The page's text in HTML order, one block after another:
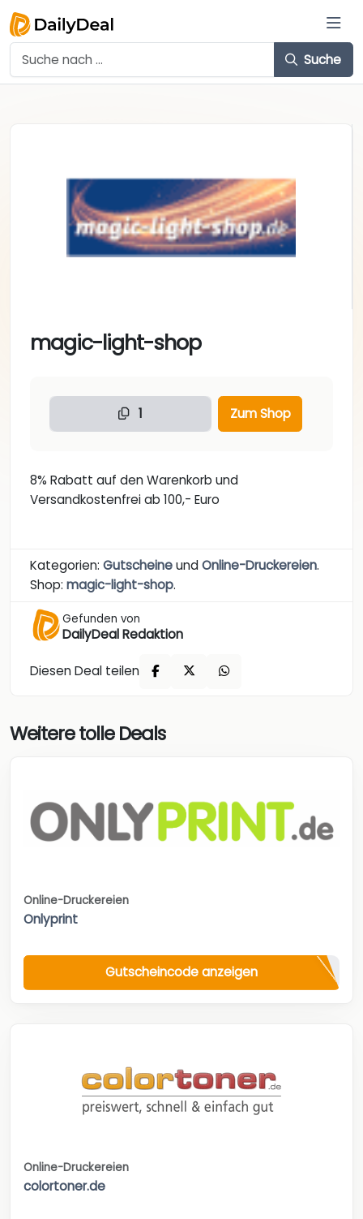
Suche
magic-light-shop
1 Zum Shop
8% Rabatt auf den Warenkorb und
Versandkostenfrei ab 100,- Euro
Kategorien: GutscheineundOnline-Druckereien.
Shop: magic-light-shop.
Gefunden von
DailyDeal Redaktion
Diesen Deal teilen
Weitere tolle Deals
Online-Druckereien
Onlyprint
Gutscheincode anzeigen
Online-Druckereien
colortoner.de